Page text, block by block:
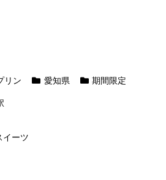
リン 愛知県 期間限定
イーツ